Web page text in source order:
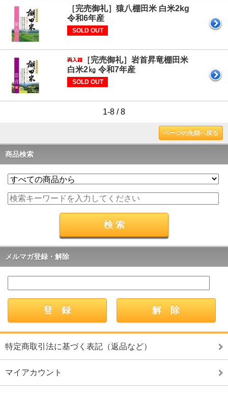
［完売御礼］猿八棚田米 白米2kg
令和6年産
SOLD OUT
［完売御礼］岩首昇竜棚田米
白米2㎏ 令和7年産
SOLD OUT
1-8 / 8
ページの先頭へ戻る
商品検索
メルマガ登録・解除
特定商取引法に基づく表記（返品など）
マイアカウント